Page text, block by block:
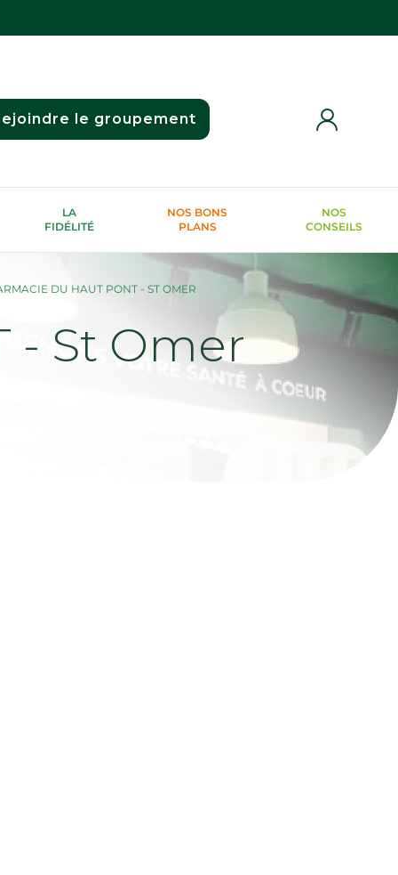
le groupement
LA
FIDÉLITÉ
NOS BONS
PLANS
NOS
CONSEILS
DU HAUT PONT - ST OMER
- St Omer